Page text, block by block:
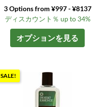
3 Options from ¥997 - ¥8137
ディスカウント％ up to 34%
オプションを見る
SALE!